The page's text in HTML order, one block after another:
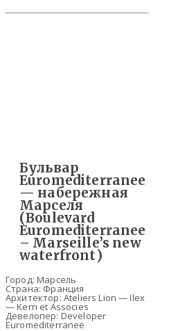
Бульвар
Euromediterranee
— набережная
Марселя
(Boulevard
Euromediterranee
– Marseille’s new
waterfront)
Город: Марсель
Страна: Франция
Архитектор: Ateliers Lion — Ilex
— Kern et Associes
Девелопер: Developer
Euromediterranee